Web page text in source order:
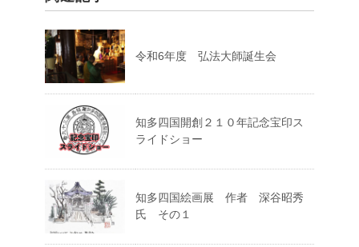
令和6年度 弘法大師誕生会
知多四国開創２１０年記念宝印ス
ライドショー
知多四国絵画展 作者 深谷昭秀
氏 その１